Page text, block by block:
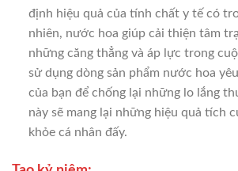
định hiệu quả của tính chất y tế có
nhiên, nước hoa giúp cải thiện tâm
những căng thẳng và áp lực trong
sử dụng dòng sản phẩm nước hoa
của bạn để chống lại những lo lắng
này sẽ mang lại những hiệu quả tích
khỏe cá nhân đấy.